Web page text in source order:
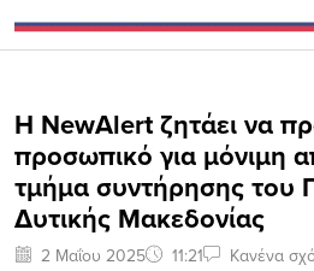
Η NewAlert ζητάει να
προσωπικό για μόνιμη
τμήμα συντήρησης του
Δυτικής Μακεδονίας
2 Μαΐου 2025 11:21 Κανένα